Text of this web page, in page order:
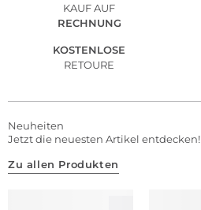
KAUF AUF
RECHNUNG
KOSTENLOSE
RETOURE
Neuheiten
Jetzt die neuesten Artikel entdecken!
Zu allen Produkten